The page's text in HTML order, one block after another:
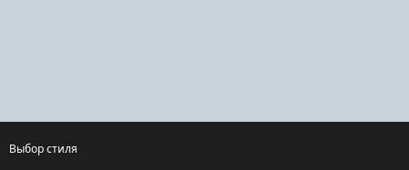
Выбор стиля